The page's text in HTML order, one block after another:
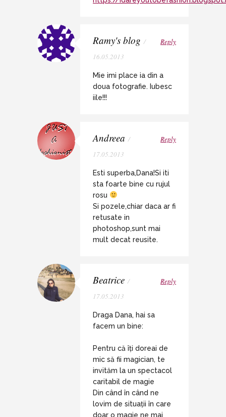
Ramy's blog /
16.05.2013
Reply
Mie imi place ia din a
doua fotografie. Iubesc
iile!!!
Andreea /
17.05.2013
Reply
Esti superba,Dana!Si iti
sta foarte bine cu rujul
rosu
Si pozele,chiar daca ar fi
retusate in
photoshop,sunt mai
mult decat reusite.
Beatrice /
17.05.2013
Reply
Draga Dana, hai sa
facem un bine:
Pentru că îți doreai de
mic să fii magician, te
invităm la un spectacol
caritabil de magie
Din când în când ne
lovim de situații în care
doar o magie ne mai